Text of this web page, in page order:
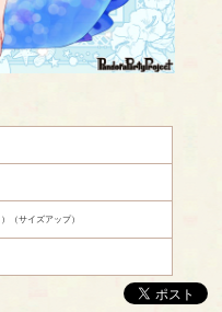
）（サイズアップ）